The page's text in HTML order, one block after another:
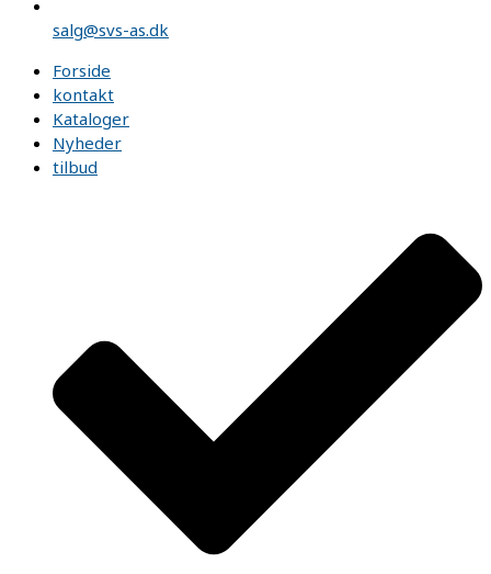
salg@svs-as.dk
Forside
kontakt
Kataloger
Nyheder
tilbud